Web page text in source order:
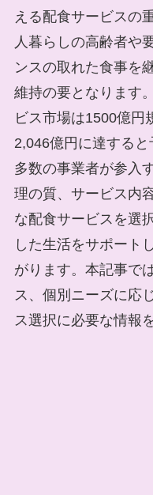
える配食サービスの
人暮らしの高齢者や
ンスの取れた食事を
維持の要となります
ビス市場は1500億円
2,046億円に達すると
多数の事業者が参入
理の質、サービス内
な配食サービスを選
した生活をサポート
がります。本記事で
ス、個別ニーズに応
ス選択に必要な情報